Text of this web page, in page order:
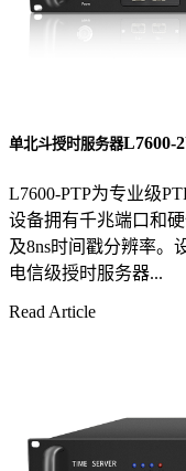
单北斗授时服务器L7600-
L7600-PTP为专业级
设备拥有千兆端口和
及8ns时间戳分辨率。
电信级授时服务器...
Read Article